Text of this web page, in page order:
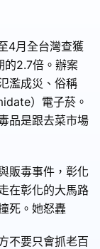
4月全台灣查獲
的2.7倍。辦案
濫成災、俗稱
）電子菸。
品是跟去菜市場
販毒事件，彰化
在彰化的大馬路
死。她怒轟
不要只會抓老百